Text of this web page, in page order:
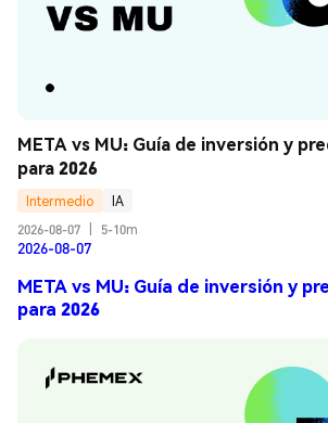
META vs MU: Guía de inversión y
para 2026
Intermedio
IA
2026-08-07
5-10m
2026-08-07
META vs MU: Guía de inversión y
para 2026